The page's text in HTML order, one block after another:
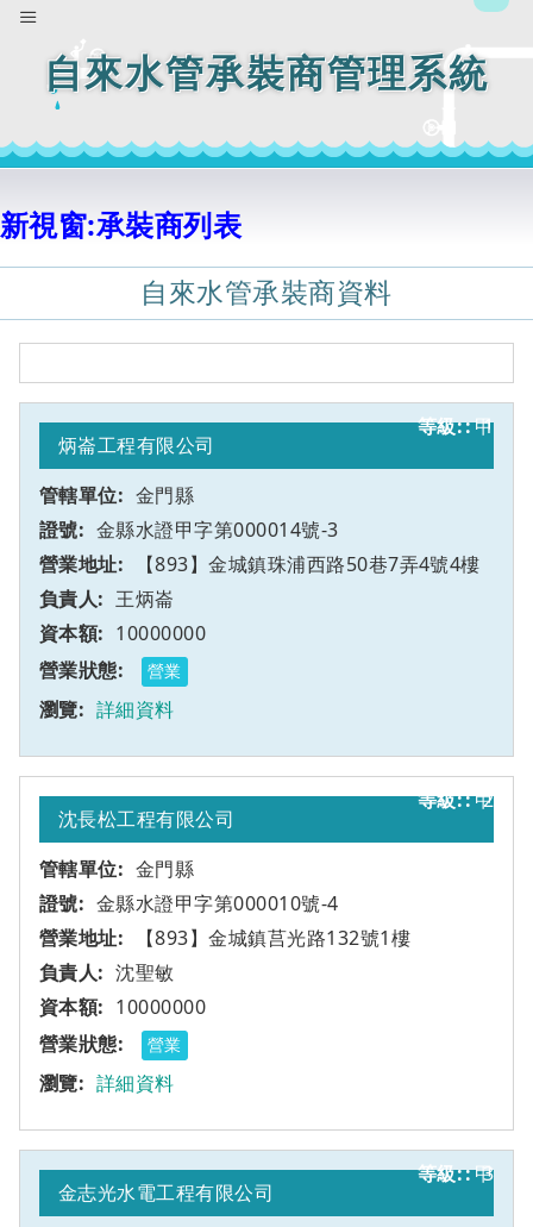
自來水管承裝商管理系統
新視窗:承裝商列表
自來水管承裝商資料
1
炳崙工程有限公司
金門縣
金縣水證甲字第000014號-3
【893】金城鎮珠浦西路50巷7弄4號4樓
甲
王炳崙
10000000
營業
詳細資料
2
沈長松工程有限公司
金門縣
金縣水證甲字第000010號-4
【893】金城鎮莒光路132號1樓
甲
沈聖敏
10000000
營業
詳細資料
3
金志光水電工程有限公司
甲